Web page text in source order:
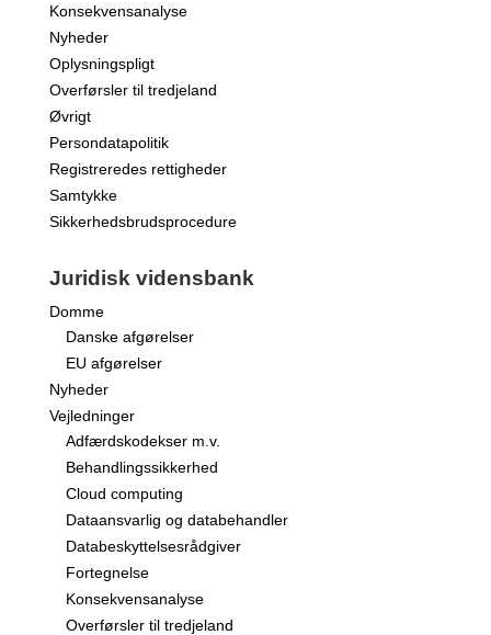
Konsekvensanalyse
Nyheder
Oplysningspligt
Overførsler til tredjeland
Øvrigt
Persondatapolitik
Registreredes rettigheder
Samtykke
Sikkerhedsbrudsprocedure
Juridisk vidensbank
Domme
Danske afgørelser
EU afgørelser
Nyheder
Vejledninger
Adfærdskodekser m.v.
Behandlingssikkerhed
Cloud computing
Dataansvarlig og databehandler
Databeskyttelsesrådgiver
Fortegnelse
Konsekvensanalyse
Overførsler til tredjeland